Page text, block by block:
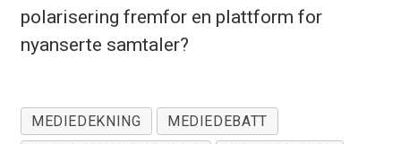
polarisering fremfor en plattform for
nyanserte samtaler?
MEDIEDEKNING
MEDIEDEBATT